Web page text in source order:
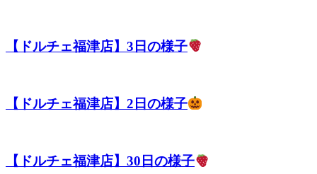
ト
テ
【ドルチェ福津店】3日の様子
【ドルチェ福津店】2日の様子
【ドルチェ福津店】30日の様子